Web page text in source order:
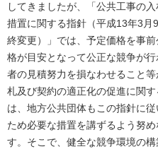
してきましたが、「公共工事の
措置に関する指針（平成13年3
終変更）」では、予定価格を事
格が目安となって公正な競争が
者の見積努力を損なわせること
札及び契約の適正化の促進に関
は、地方公共団体もこの指針に
ため必要な措置を講ずるよう努
す。そこで、健全な競争環境の